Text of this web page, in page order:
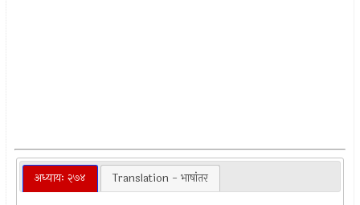
अध्यायः २७४ Translation - भाषांतर